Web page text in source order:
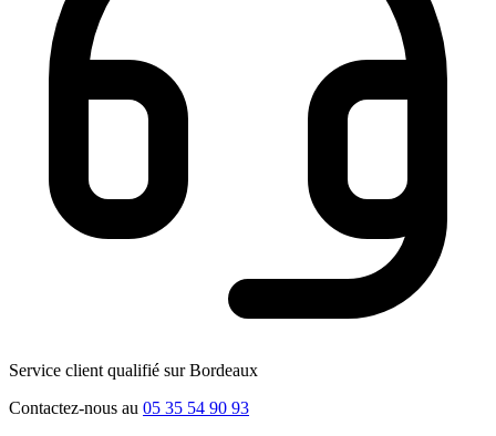
Service client qualifié sur Bordeaux
Contactez-nous au 05 35 54 90 93